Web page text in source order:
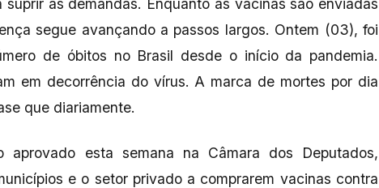
segue avançando a passos largos. Ontem (03), foi
de óbitos no Brasil desde o início da pandemia.
em decorrência do vírus. A marca de mortes por dia
que diariamente.
aprovado esta semana na Câmara dos Deputados,
e o setor privado a comprarem vacinas contra